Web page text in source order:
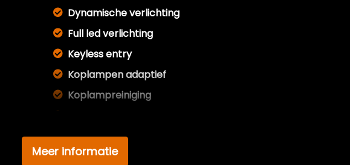
Dynamische verlichting
Full led verlichting
Keyless entry
Koplampen adaptief
Koplampreiniging
Led koplampen
Led koplampen adaptief
Meer informatie